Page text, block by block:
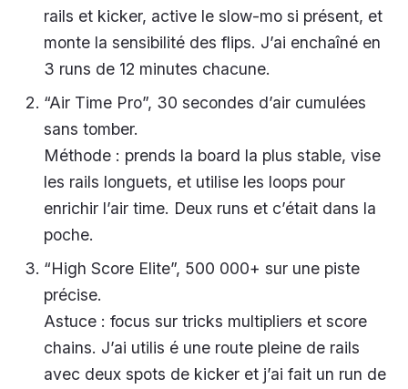
rails et kicker, active le slow-mo si présent, et
monte la sensibilité des flips. J’ai enchaîné en
3 runs de 12 minutes chacune.
“Air Time Pro”, 30 secondes d’air cumulées
sans tomber.
Méthode : prends la board la plus stable, vise
les rails longuets, et utilise les loops pour
enrichir l’air time. Deux runs et c’était dans la
poche.
“High Score Elite”, 500 000+ sur une piste
précise.
Astuce : focus sur tricks multipliers et score
chains. J’ai utilis é une route pleine de rails
avec deux spots de kicker et j’ai fait un run de